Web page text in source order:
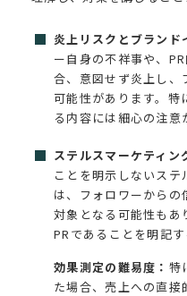
炎上リスクとブランド
ー自身の不祥事や、
合、意図せず炎上し、
可能性があります。特
る内容には細心の注意
ステルスマーケティ
ことを明示しないステ
は、フォロワーからの
対象となる可能性もあ
PRであることを明記
効果測定の難易度： 特
た場合、売上への直接